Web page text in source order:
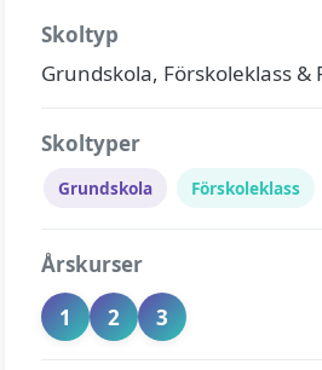
Skoltyp
Grundskola, Förskoleklass &
Skoltyper
Grundskola Förskoleklass
Årskurser
1
2 3